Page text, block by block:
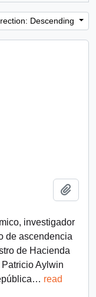
Descending
investigador
de ascendencia
de Hacienda
Aylwin
… read